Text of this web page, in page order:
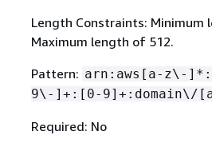
Length Constraints: Minimum
Maximum length of 512.
Pattern: arn:aws[a-z\-
9\-]+:[0-9]+:domain\/
Required: No